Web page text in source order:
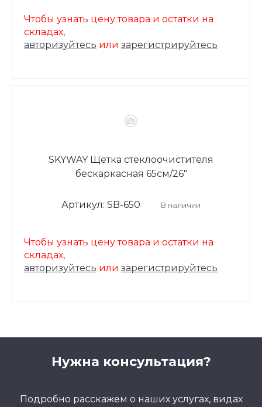
Чтобы узнать цену товара и остатки на
складах,
авторизуйтесь или зарегистрируйтесь
SKYWAY Щетка стеклоочистителя
бескаркасная 65см/26"
Артикул: SB-650 В наличии
Чтобы узнать цену товара и остатки на
складах,
авторизуйтесь или зарегистрируйтесь
Нужна консультация?
Подробно расскажем о наших услугах, видах